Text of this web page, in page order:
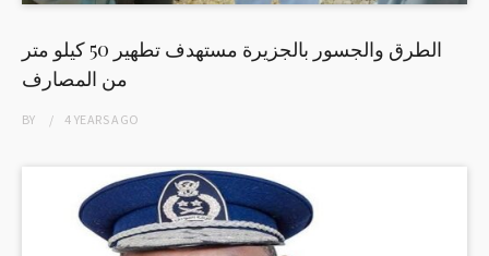
الطرق والجسور بالجزيرة مستهدف تطهير 50 كيلو متر
من المصارف
BY 4 YEARSAGO